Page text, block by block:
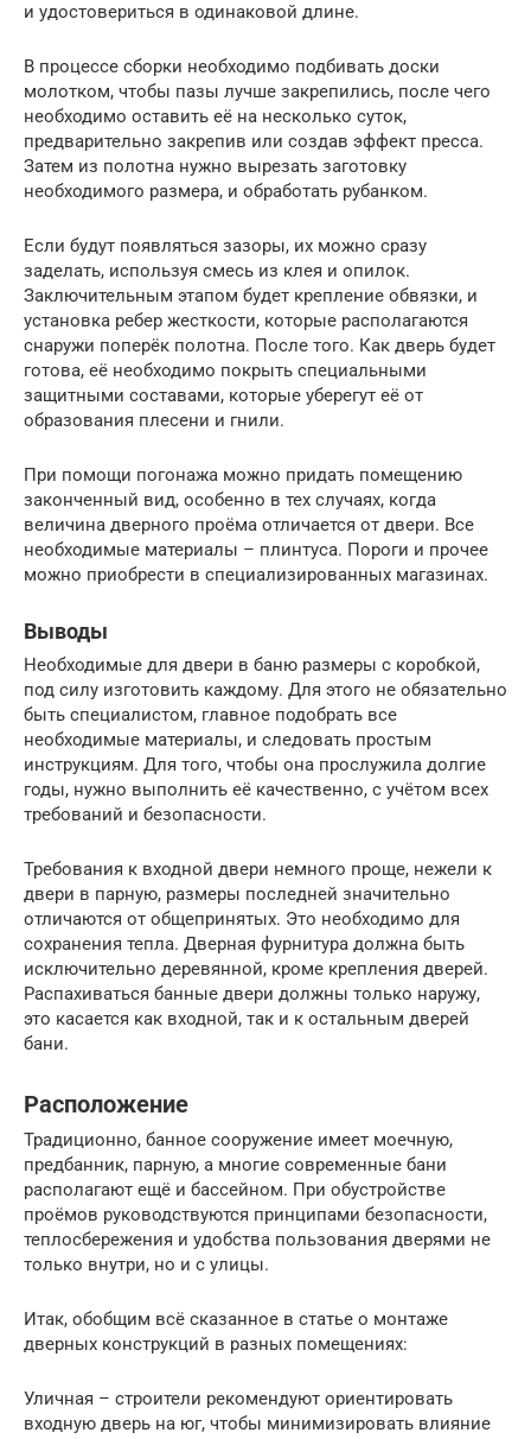
и удостовериться в одинаковой длине.
В процессе сборки необходимо подбивать доски
молотком, чтобы пазы лучше закрепились, после чего
необходимо оставить её на несколько суток,
предварительно закрепив или создав эффект пресса.
Затем из полотна нужно вырезать заготовку
необходимого размера, и обработать рубанком.
Если будут появляться зазоры, их можно сразу
заделать, используя смесь из клея и опилок.
Заключительным этапом будет крепление обвязки, и
установка ребер жесткости, которые располагаются
снаружи поперёк полотна. После того. Как дверь будет
готова, её необходимо покрыть специальными
защитными составами, которые уберегут её от
образования плесени и гнили.
При помощи погонажа можно придать помещению
законченный вид, особенно в тех случаях, когда
величина дверного проёма отличается от двери. Все
необходимые материалы – плинтуса. Пороги и прочее
можно приобрести в специализированных магазинах.
Выводы
Необходимые для двери в баню размеры с коробкой,
под силу изготовить каждому. Для этого не обязательно
быть специалистом, главное подобрать все
необходимые материалы, и следовать простым
инструкциям. Для того, чтобы она прослужила долгие
годы, нужно выполнить её качественно, с учётом всех
требований и безопасности.
Требования к входной двери немного проще, нежели к
двери в парную, размеры последней значительно
отличаются от общепринятых. Это необходимо для
сохранения тепла. Дверная фурнитура должна быть
исключительно деревянной, кроме крепления дверей.
Распахиваться банные двери должны только наружу,
это касается как входной, так и к остальным дверей
бани.
Расположение
Традиционно, банное сооружение имеет моечную,
предбанник, парную, а многие современные бани
располагают ещё и бассейном. При обустройстве
проёмов руководствуются принципами безопасности,
теплосбережения и удобства пользования дверями не
только внутри, но и с улицы.
Итак, обобщим всё сказанное в статье о монтаже
дверных конструкций в разных помещениях:
Уличная – строители рекомендуют ориентировать
входную дверь на юг, чтобы минимизировать влияние